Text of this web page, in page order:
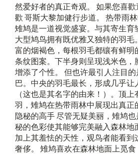
然爱好者的真正奇观。 如果您喜
歡 哥斯大黎加健行步道。 热带雨
雉鸠是一道视觉盛宴。与其寄生育
大型鸠鸟拥有既优雅又独特的羽毛
富的烟褐色，每根羽毛都镶有鲜明
条纹图案。下半身则呈现浅米色，
增添了个性。 但也许最引人注目
巴。中央的羽毛最长，形成几乎让
（这也是其名字的由来！）。顶
羽，雉鸠在热带雨林中展现出真正
隐秘的高手 尽管无疑美丽，雉鸠
秘的色彩使其能够完美融入森林地
加上其羞怯的天性，观鸟者能看到
奢侈。 雉鸠喜欢在森林地面上觅